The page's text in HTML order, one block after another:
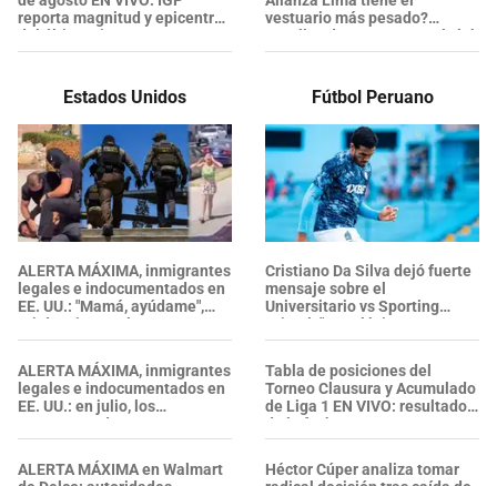
reporta magnitud y epicentro
del último sismo
vestuario más pesado?
Detalles de su paso por el club
Estados Unidos
ALERTA MÁXIMA, inmigrantes
legales e indocumentados en
EE. UU.: "Mamá, ayúdame",
gritó un joven al ser
DETENIDO por ICE en
ALERTA MÁXIMA, inmigrantes
legales e indocumentados en
EE. UU.: en julio, los
ARRESTOS de ICE se
intensificaron y alcanzaron su
nivel más alto
ALERTA MÁXIMA en Walmart
Fútbol Peruano
Cristiano Da Silva dejó fuerte
mensaje sobre el
Universitario vs Sporting
Cristal: "Los clásicos se
ganan"
Tabla de posiciones del
Torneo Clausura y Acumulado
de Liga 1 EN VIVO: resultados
de la fecha 3
Héctor Cúper analiza tomar